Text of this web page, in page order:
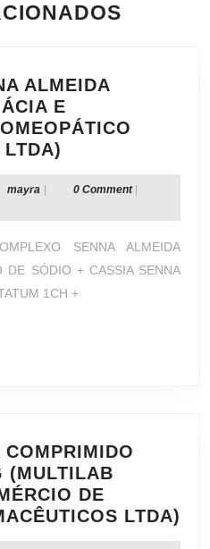
ALMEIDA
E
SENNA
ALMEIDA
(FARMÁCIA
E
LABORATÓRIO
mayra mayra 0 Comment
SENNA ALMEIDA
DE SÓDIO + CASSIA SENNA
1CH +
COMPRIMIDO
(MULTILAB
DE
LTDA)